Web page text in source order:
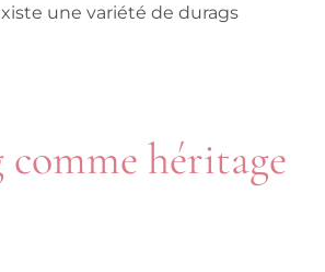
une variété de durags
comme héritage